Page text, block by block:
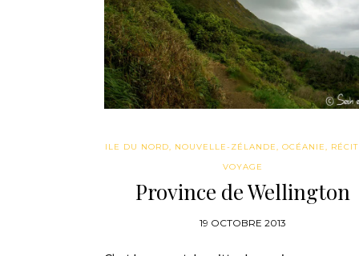
ILE DU NORD, NOUVELLE-ZÉLANDE, OCÉANIE,
VOYAGE
Province de Wellington
19 OCTOBRE 2013